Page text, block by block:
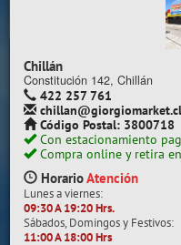
VER SALA EN
Chillán
Constitución 142, Chillán
422 257 761
chillan@giorgiomarket.cl
Código Postal: 3800718
Con estacionamiento
Compra online y retira
HorarioAtención
Lunes a viernes:
09:30 A 19:20 Hrs.
Sábados, Domingos y Festivos:
11:00 A 18:00 Hrs